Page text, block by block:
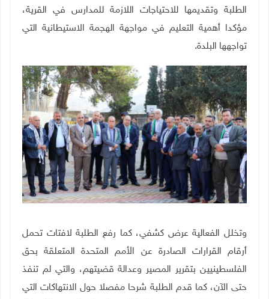
الطلبة وتقديمها للاحتياجات اللازمة للمدارس في القرية،
مؤكدا أهمية التعليم في مواجهة الهجمة الاستيطانية التي
تواجهها البلدة.
وتخلل الفعالية عرض كشفي، كما رفع الطلبة لافتات تحمل
أرقام القرارات الصادرة عن الأمم المتحدة المتعلقة بحق
الفلسطينيين بتقرير المصير وعدالة قضيتهم، والتي لم تنفذ
حتى الآن، كما قدم الطلبة شرحا مفصلا حول الانتهاكات التي